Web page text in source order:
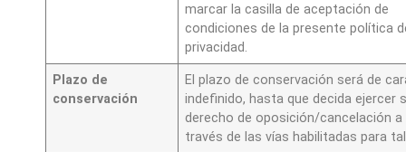
marcar la casilla de aceptación de
condiciones de la presente política
privacidad.
Plazo de
conservación
El plazo de conservación será de
indefinido, hasta que decida ejercer
derecho de oposición/cancelación a
través de las vías habilitadas para